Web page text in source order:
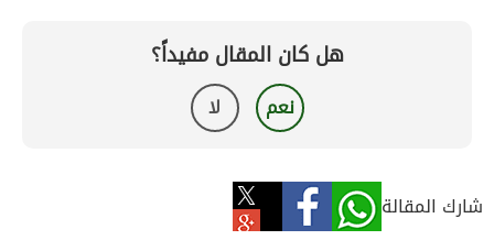
هل كان المقال مفيداً؟
نعم لا
شارك المقالة